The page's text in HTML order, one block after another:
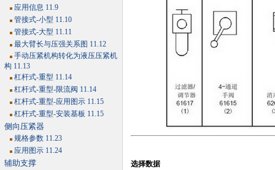
应用信息 11.9
管接式-小型 11.10
管接式-大型 11.11
最大臂长与压强关系图 11.12
手动压紧机构转化为液压压紧机
构 11.13
杠杆式-重型 11.14
杠杆式-重型-限流阀 11.14
杠杆式-重型-应用图示 11.15
杠杆式-重型-安装基板 11.15
侧向压紧器
规格参数 11.23
应用图示 11.24
辅助支撑 选择数据